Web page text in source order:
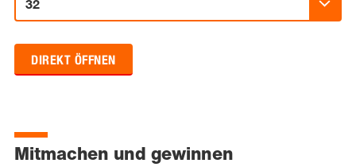
DIREKT ÖFFNEN
Mitmachen und gewinnen